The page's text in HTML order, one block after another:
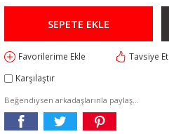
SEPETE EKLE
Tavsiye Et
Karşılaştır
Beğendiysen arkadaşlarınla paylaş...